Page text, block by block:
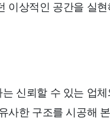
이상적인 공간을 실
는 신뢰할 수 있는 업
사한 구조를 시공해